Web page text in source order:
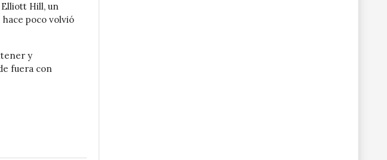
Elliott Hill, un
poco volvió
y
fuera con